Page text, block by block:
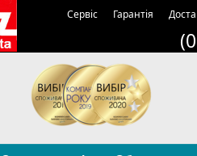
Сервіс Гарантія